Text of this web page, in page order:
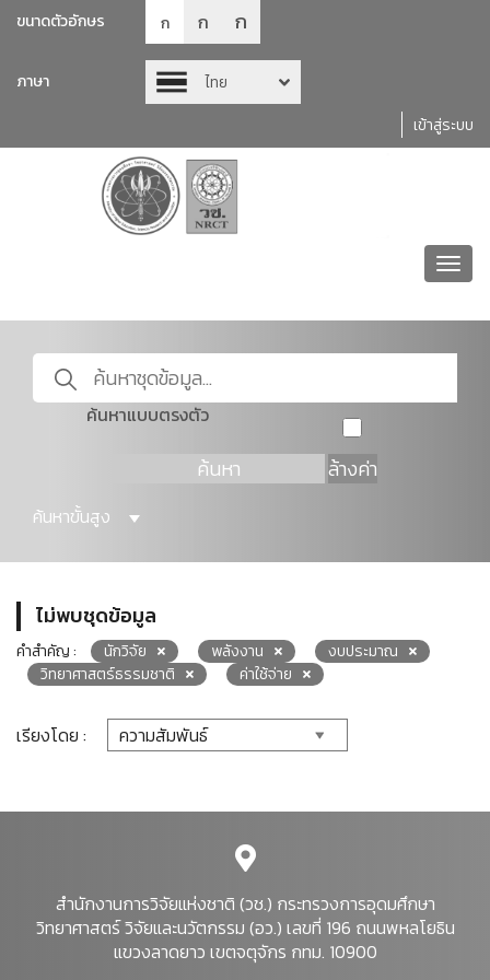
ขนาดตัวอักษร ก ก ก
ภาษา
ไทย
เข้าสู่ระบบ
ค้นหาแบบตรงตัว
ค้นหา ล้างค่า
ค้นหาขั้นสูง
ไม่พบชุดข้อมูล
คำสำคัญ : นักวิจัย พลังงาน
งบประมาณ
วิทยาศาสตร์ธรรมชาติ
ค่าใช้จ่าย
เรียงโดย :
สำนักงานการวิจัยแห่งชาติ (วช.) กระทรวงการอุดมศึกษา
วิทยาศาสตร์ วิจัยและนวัตกรรม (อว.) เลขที่ 196 ถนนพหลโยธิน
แขวงลาดยาว เขตจตุจักร กทม. 10900